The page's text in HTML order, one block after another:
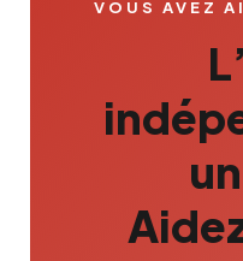
VOUS AVEZ